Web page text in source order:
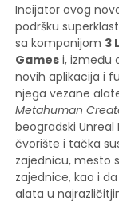
Incijator ovog
podršku
sa kompanijom 3
Games i, između
novih aplikacija i
njega vezane
Metahuman
beogradski
čvorište i tačka
zajednicu, mesto
zajednice, kao i
alata u